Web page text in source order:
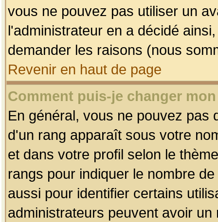
vous ne pouvez pas utiliser un
l'administrateur en a décidé
demander les raisons (nous
Revenir en haut de page
Comment puis-je changer
En général, vous ne pouvez pas
d'un rang apparaît sous votre
et dans votre profil selon le
rangs pour indiquer le nombre
aussi pour identifier certains
administrateurs peuvent avoir